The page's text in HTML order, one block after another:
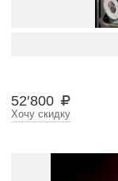
52′800
Хочу скидку